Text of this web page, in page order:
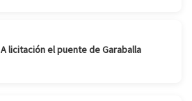
A licitación el puente de Garaballa